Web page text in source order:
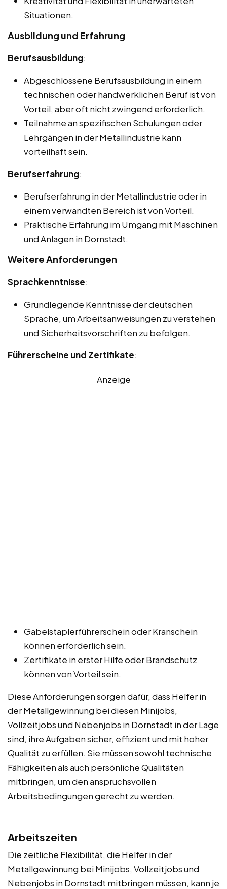
Situationen.
Ausbildung und Erfahrung
Berufsausbildung:
Abgeschlossene Berufsausbildung in einem
technischen oder handwerklichen Beruf ist von
Vorteil, aber oft nicht zwingend erforderlich.
Teilnahme an spezifischen Schulungen oder
Lehrgängen in der Metallindustrie kann
vorteilhaft sein.
Berufserfahrung:
Berufserfahrung in der Metallindustrie oder in
einem verwandten Bereich ist von Vorteil.
Praktische Erfahrung im Umgang mit Maschinen
und Anlagen in Dornstadt.
Weitere Anforderungen
Sprachkenntnisse:
Grundlegende Kenntnisse der deutschen
Sprache, um Arbeitsanweisungen zu verstehen
und Sicherheitsvorschriften zu befolgen.
Führerscheine und Zertifikate:
Anzeige
Gabelstaplerführerschein oder Kranschein
können erforderlich sein.
Zertifikate in erster Hilfe oder Brandschutz
können von Vorteil sein.
Diese Anforderungen sorgen dafür, dass Helfer in
der Metallgewinnung bei diesen Minijobs,
Vollzeitjobs und Nebenjobs in Dornstadt in der Lage
sind, ihre Aufgaben sicher, effizient und mit hoher
Qualität zu erfüllen. Sie müssen sowohl technische
Fähigkeiten als auch persönliche Qualitäten
mitbringen, um den anspruchsvollen
Arbeitsbedingungen gerecht zu werden.
Arbeitszeiten
Die zeitliche Flexibilität, die Helfer in der
Metallgewinnung bei Minijobs, Vollzeitjobs und
Nebenjobs in Dornstadt mitbringen müssen, kann je